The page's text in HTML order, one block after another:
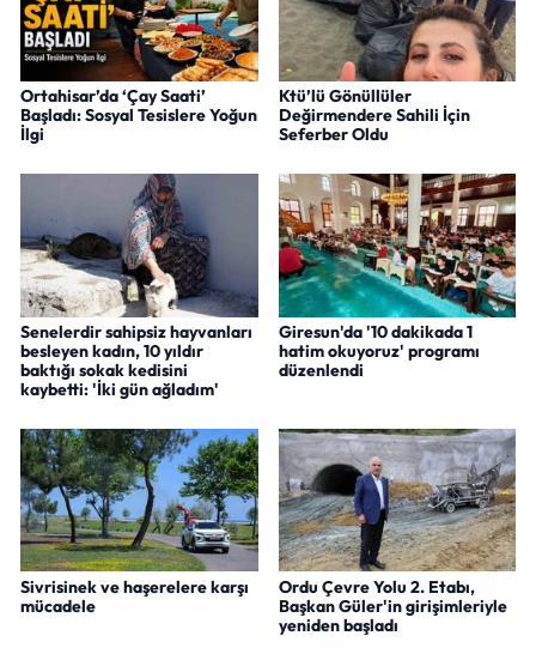
Ortahisar’da ‘Çay Saati’
Başladı: Sosyal Tesislere Yoğun
İlgi
Ktü’lü Gönüllüler
Değirmendere Sahili İçin
Seferber Oldu
Senelerdir sahipsiz hayvanları
besleyen kadın, 10 yıldır
baktığı sokak kedisini
kaybetti: 'İki gün ağladım'
Giresun'da '10 dakikada 1
hatim okuyoruz' programı
düzenlendi
Sivrisinek ve haşerelere karşı
mücadele
Ordu Çevre Yolu 2. Etabı,
Başkan Güler'in girişimleriyle
yeniden başladı